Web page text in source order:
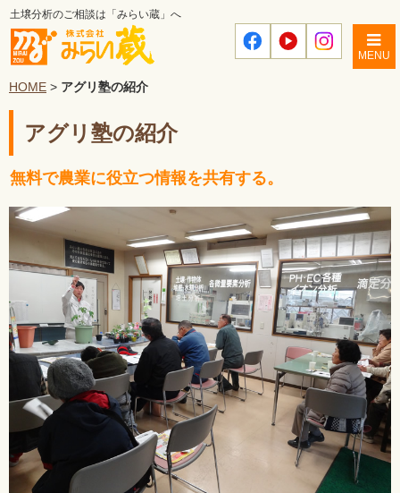
土壌分析のご相談は「みらい蔵」へ
MENU
HOME > アグリ塾の紹介
アグリ塾の紹介
無料で農業に役立つ情報を共有する。